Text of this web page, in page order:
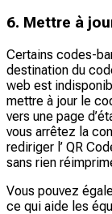
6. Mettre à
Certains codes-
destination du
web est
mettre à jour le
vers une page
vous arrêtez la
rediriger l’ QR
sans rien
Vous pouvez
ce qui aide les